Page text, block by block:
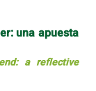
una apuesta
a reflective